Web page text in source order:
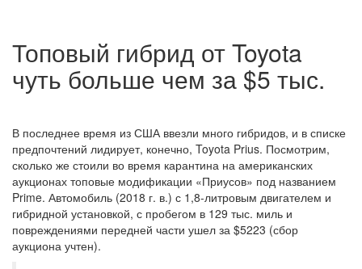
Топовый гибрид от Toyota
чуть больше чем за $5 тыс.
В последнее время из США ввезли много гибридов, и в списке
предпочтений лидирует, конечно, Toyota Prius. Посмотрим,
сколько же стоили во время карантина на американских
аукционах топовые модификации «Приусов» под названием
Prime. Автомобиль (2018 г. в.) с 1,8-литровым двигателем и
гибридной установкой, с пробегом в 129 тыс. миль и
повреждениями передней части ушел за $5223 (сбор
аукциона учтен).